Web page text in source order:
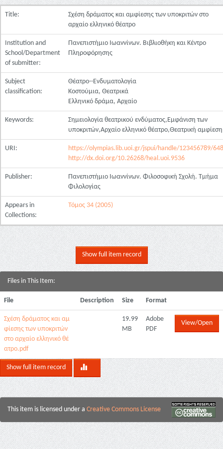
Title:
Σχέση δράματος και αμφίεσης των υποκριτών στο
αρχαίο ελληνικό θέατρο
Institution and
School/Department
of submitter:
Πανεπιστήμιο Ιωαννίνων. Βιβλιοθήκη και Κέντρο
Πληροφόρησης
Subject
classification:
Θέατρο--Ενδυματολογία
Κοστούμια, Θεατρικά
Ελληνικό δράμα, Αρχαίο
Keywords:
Σημειολογία θεατρικού ενδύματος,Εμφάνιση των
υποκριτών,Αρχαίο ελληνικό θέατρο,Θεατρική αμφίεση
URI:
https://olympias.lib.uoi.gr/jspui/handle/123456789/
http://dx.doi.org/10.26268/heal.uoi.9536
Publisher:
Πανεπιστήμιο Ιωαννίνων. Φιλοσοφική Σχολή. Τμήμα
Φιλολογίας
Appears in
Collections:
Τόμος 34 (2005)
Show full item record
Files in This Item:
File Description Size Format
Σχέση δράματος και αμ
φίεσης των υποκριτών
στο αρχαίο ελληνικό θέ
ατρο.pdf
19.99
MB
Adobe
PDF
View/Open
Show full item record
This item is licensed under a Creative Commons License